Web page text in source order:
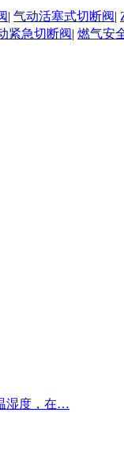
| 气动活塞式切断阀|
紧急切断阀| 燃气安
湿度，在…